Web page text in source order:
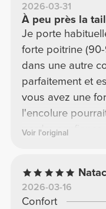
2026-03-31
À peu près la
Je porte
forte poitrine
dans une autre
parfaitement et
vous avez une
l'encolure
perdre confiance
quand même
magnifique !
Voir l'original
2026-03-16
Confort